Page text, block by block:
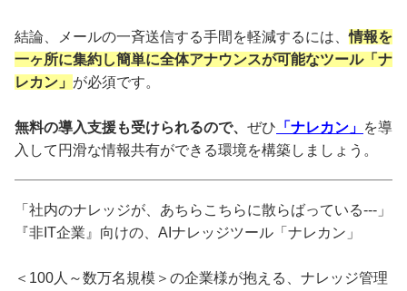
結論、メールの一斉送信する手間を軽減するには、情報を
一ヶ所に集約し簡単に全体アナウンスが可能なツール「ナ
レカン」 が必須です。
無料の導入支援も受けられるので、 ぜひ 「ナレカン」 を導
入して円滑な情報共有ができる環境を構築しましょう。
「社内のナレッジが、あちらこちらに散らばっている---」
『非IT企業』向けの、AIナレッジツール「ナレカン」
＜100人～数万名規模＞の企業様が抱える、ナレッジ管理